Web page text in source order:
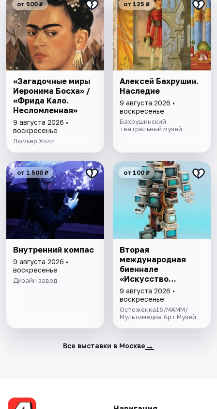
от 500 ₽
«Загадочные миры
Иеронима Босха» /
«Фрида Кало.
Несломленная»
9 августа 2026 •
воскресенье
Люмьер Холл
от 125 ₽
Алексей Бахрушин.
Наследие
9 августа 2026 •
воскресенье
Бахрушинский
театральный музей
от 1 500 ₽
Внутренний компас
9 августа 2026 •
воскресенье
Дизайн завод
от 100 ₽
Вторая
международная
биеннале
«Искусство
будущего»
9 августа 2026 •
воскресенье
Остоженка16/МАММ/
Мультимедиа Арт Музей
Все выставки в Москве →